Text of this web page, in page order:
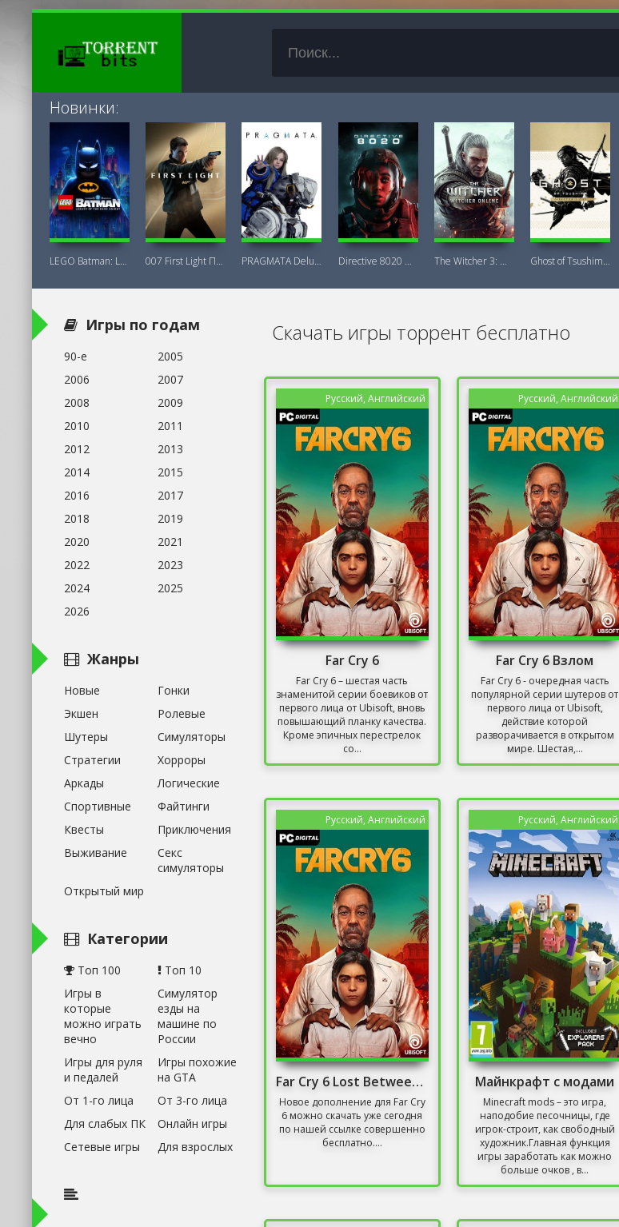
Новинки:
LEGO Batman: Legacy of the Dark Knight 007 First Light Последняя Версия PRAGMATA Deluxe Edition Directive 8020 Digital Deluxe Новая The Witcher 3: Wild Hunt Witcher Online Ghost of Tsushima DIRECTOR'S CUT + DLC
Скачать игры торрент бесплатно
Русский, Английский
Far Cry 6
Far Cry 6 – шестая часть
знаменитой серии боевиков от
первого лица от Ubisoft, вновь
повышающий планку качества.
Кроме эпичных перестрелок
со...
Русский, Английский
Far Cry 6 Взлом
Far Cry 6 - очередная часть
популярной серии шутеров от
первого лица от Ubisoft,
действие которой
разворачивается в открытом
мире. Шестая,...
Русский, Английский
Far Cry 6 Lost Between Worlds
Новое дополнение для Far Cry
6 можно скачать уже сегодня
по нашей ссылке совершенно
бесплатно....
Русский, Английский
Майнкрафт с модами
Minecraft mods – это игра,
наподобие песочницы, где
игрок-строит, как свободный
художник.Главная функция
игры заработать как можно
больше очков , в...
Игры по годам
90-е
2005
2006
2007
2008
2009
2010
2011
2012
2013
2014
2015
2016
2017
2018
2019
2020
2021
2022
2023
2024
2025
2026
Жанры
Новые
Гонки
Экшен
Ролевые
Шутеры
Симуляторы
Стратегии
Хорроры
Аркады
Логические
Спортивные
Файтинги
Квесты
Приключения
Выживание
Секс
симуляторы
Открытый мир
Категории
Топ 100
Топ 10
Игры в
которые
можно играть
вечно
Симулятор
езды на
машине по
России
Игры для руля
и педалей
Игры похожие
на GTA
От 1-го лица
От 3-го лица
Для слабых ПК
Онлайн игры
Сетевые игры
Для взрослых